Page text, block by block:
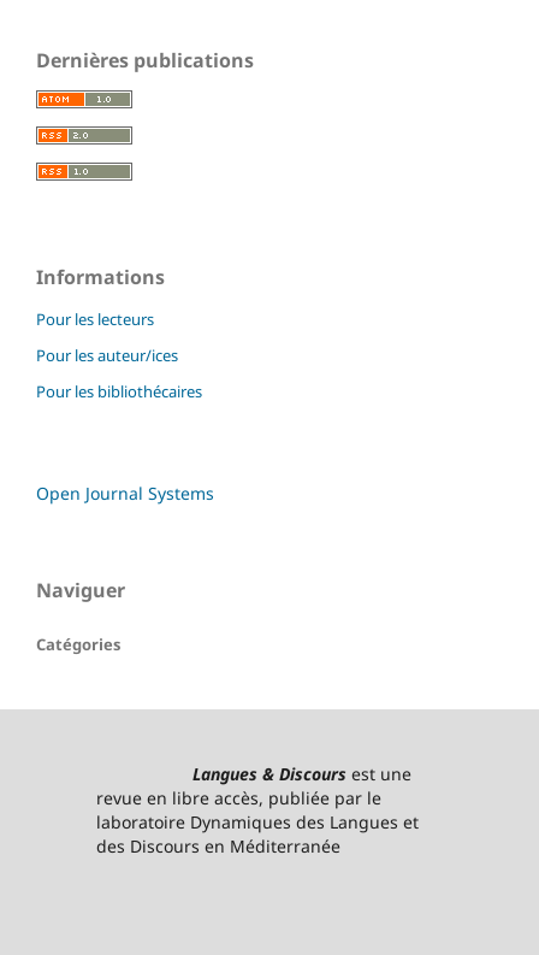
Dernières publications
Informations
Pour les lecteurs
Pour les auteur/ices
Pour les bibliothécaires
Open Journal Systems
Naviguer
Catégories
Langues & Discours est une
revue en libre accès, publiée par le
laboratoire Dynamiques des Langues et
des Discours en Méditerranée